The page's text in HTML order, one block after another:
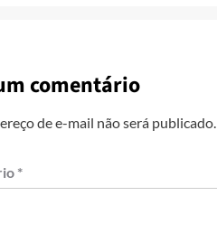
comentário
de e-mail não será publicado.
*